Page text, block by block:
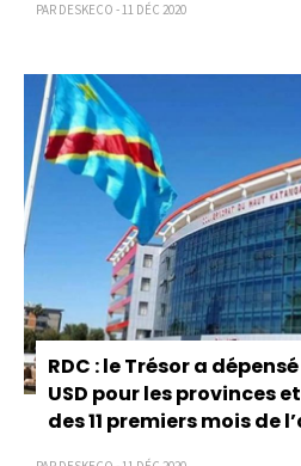
PAR DESKECO - 11 DÉC 2020
RDC : le Trésor a
USD pour les provinces
des 11 premiers mois de